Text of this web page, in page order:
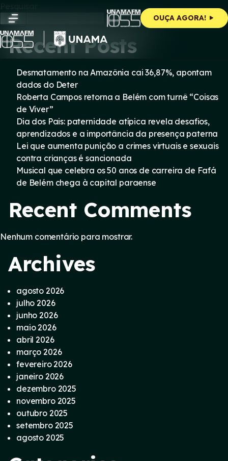
content
OUÇA AGORA!
Pesquisar
Pesquisar
Recent Posts
Desmatamento na Amazônia cai 36,87%, apontam
dados do Deter
Roberta Campos retorna a Belém com turnê “Coisas
de Viver”
Dia dos Pais: paternidade atípica revela desafios,
aprendizados e a importância da presença paterna
Lei que aumenta punição a crimes virtuais e sexuais
contra crianças é sancionada
Musical que celebra os 50 anos de carreira de Fafá
de Belém chega à capital paraense
Recent Comments
Nenhum comentário para mostrar.
Archives
agosto 2026
julho 2026
junho 2026
maio 2026
abril 2026
março 2026
fevereiro 2026
janeiro 2026
dezembro 2025
novembro 2025
outubro 2025
setembro 2025
agosto 2025